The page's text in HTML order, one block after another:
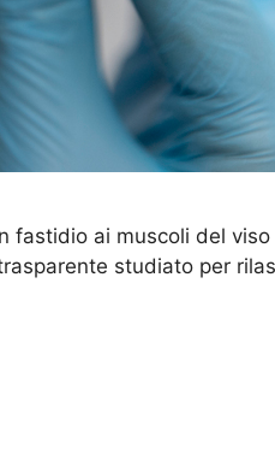
ai muscoli del
studiato per